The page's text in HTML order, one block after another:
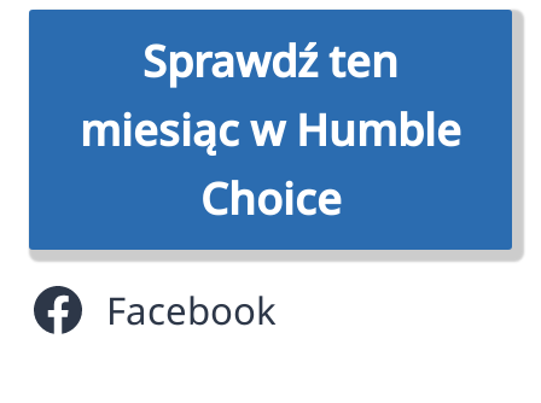
Sprawdź ten
miesiąc w Humble
Choice
Facebook